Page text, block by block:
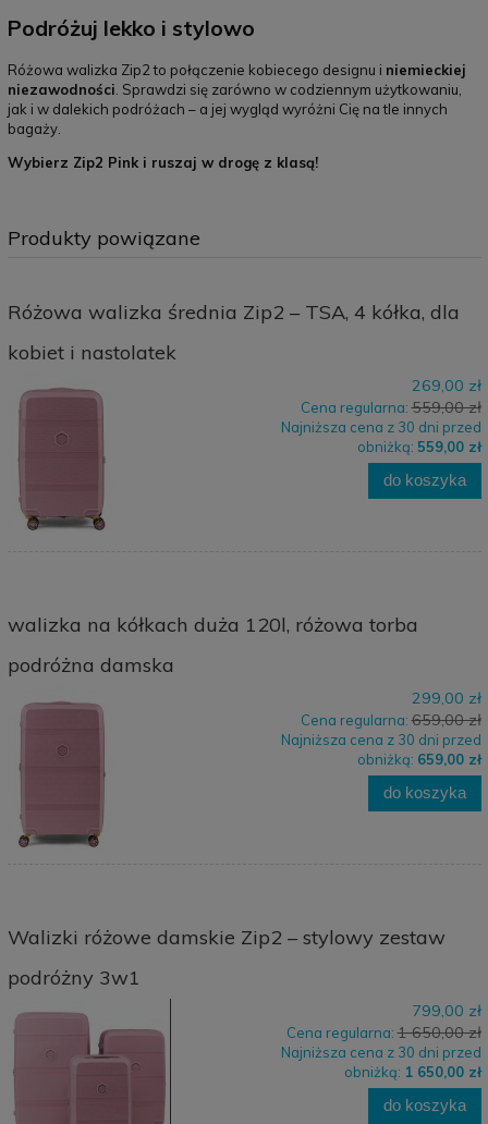
Podróżuj lekko i stylowo
Różowa walizka Zip2 to połączenie kobiecego designu i niemieckiej
niezawodności . Sprawdzi się zarówno w codziennym użytkowaniu,
jak i w dalekich podróżach – a jej wygląd wyróżni Cię na tle innych
bagaży.
Wybierz Zip2 Pink i ruszaj w drogę z klasą!
Produkty powiązane
Różowa walizka średnia Zip2 – TSA, 4 kółka, dla
kobiet i nastolatek
269,00 zł
Cena regularna:559,00 zł
Najniższa cena z 30 dni przed
obniżką: 559,00 zł
do koszyka
walizka na kółkach duża 120l, różowa torba
podróżna damska
299,00 zł
Cena regularna:659,00 zł
Najniższa cena z 30 dni przed
obniżką: 659,00 zł
do koszyka
Walizki różowe damskie Zip2 – stylowy zestaw
podróżny 3w1
799,00 zł
Cena regularna:1 650,00 zł
Najniższa cena z 30 dni przed
obniżką: 1 650,00 zł
do koszyka